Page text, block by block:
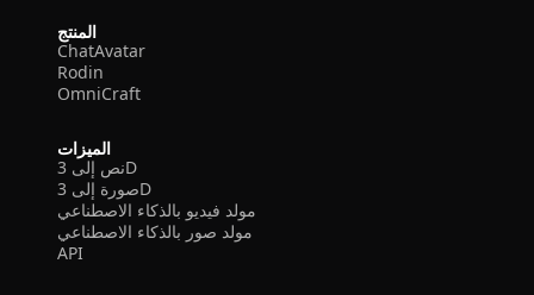
المنتج
ChatAvatar
Rodin
OmniCraft
الميزات
نص إلى 3D
صورة إلى 3D
مولد فيديو بالذكاء الاصطناعي
مولد صور بالذكاء الاصطناعي
API